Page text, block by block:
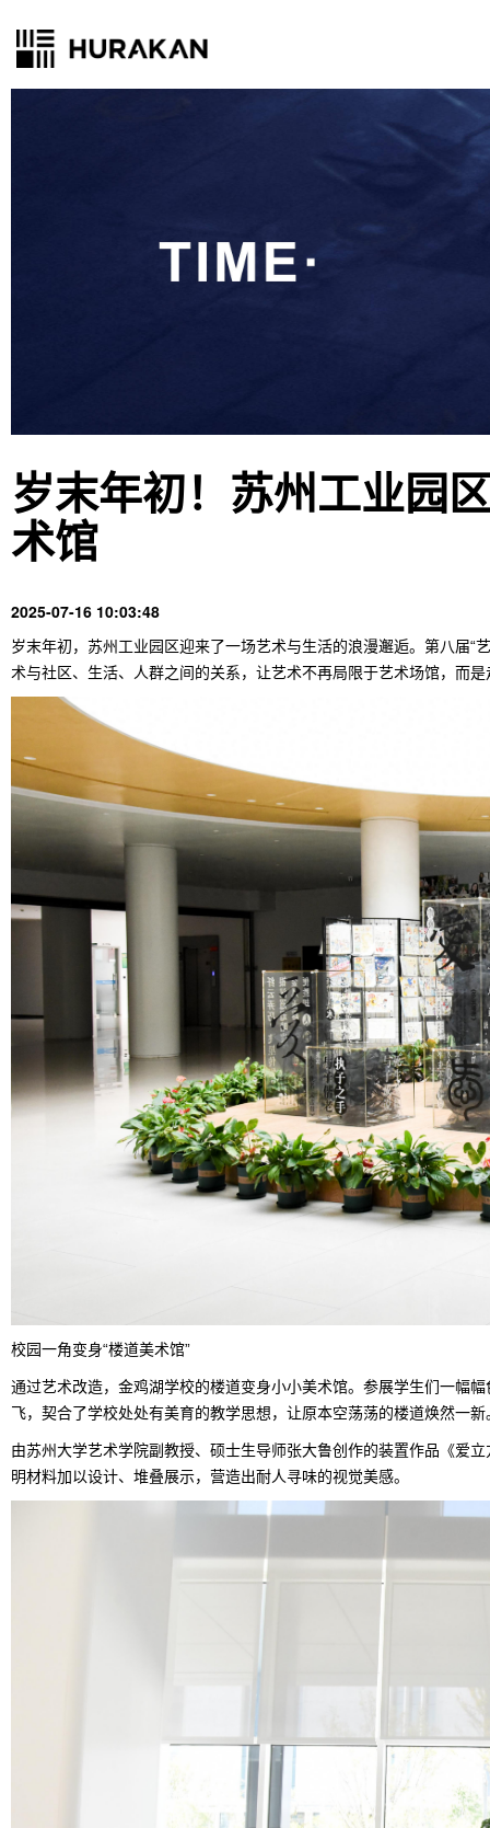
岁末年初！苏州工业园
术馆
2025-07-16 10:03:48
岁末年初， 苏州工业园区迎来了一场艺术与生活的浪漫邂逅。第八届“
术与社区、生活、人群之间的关系，让艺术不再局限于艺术场馆，而
校园一角变身“楼道美术馆”
通过艺术改造，金鸡湖学校的楼道变身小小美术馆。参展学生们一幅
飞，契合了学校处处有美育的教学思想，让原本空荡荡的楼道焕然一新
由苏州大学艺术学院副教授、硕士生导师张大鲁创作的装置作品《爱
明材料加以设计、堆叠展示，营造出耐人寻味的视觉美感。